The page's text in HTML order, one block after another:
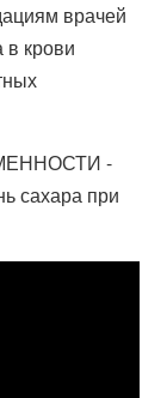
врачей
в крови
-
сахара при